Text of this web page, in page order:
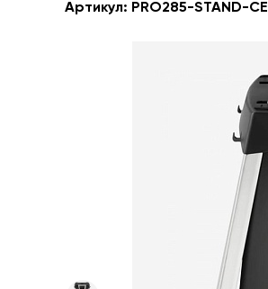
Артикул: PRO285-STAND-CE